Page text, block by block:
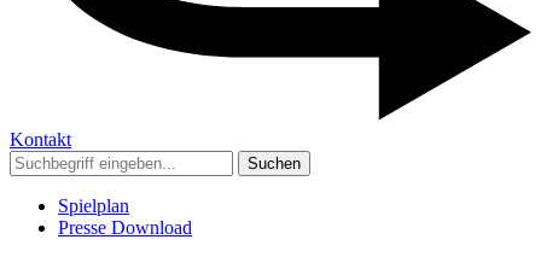
Kontakt
Suchen
Spielplan
Presse Download